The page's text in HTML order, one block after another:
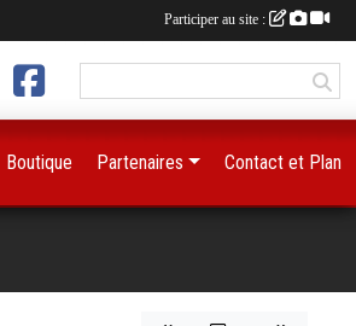
Boutique Partenaires Contact et Plan
Participer au site :